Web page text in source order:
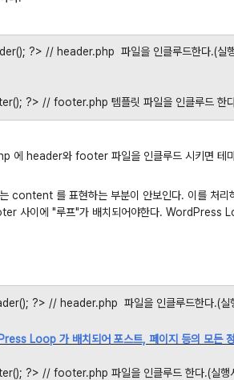
?> // header.php 파일을 인클루드한다.(실
?> // footer.php 템플릿 파일을 인클루드 한
에 header와 footer 파일을 인클루드 시키면
content 를 표현하는 부분이 안보인다. 이를 처
사이에 "루프"가 배치되어야한다. WordPress
?> // header.php 파일을 인클루드한다.(실
Loop 가 배치되어 포스트, 페이지 등의 모든
?> // footer.php 파일을 인클루드 한다.(실행